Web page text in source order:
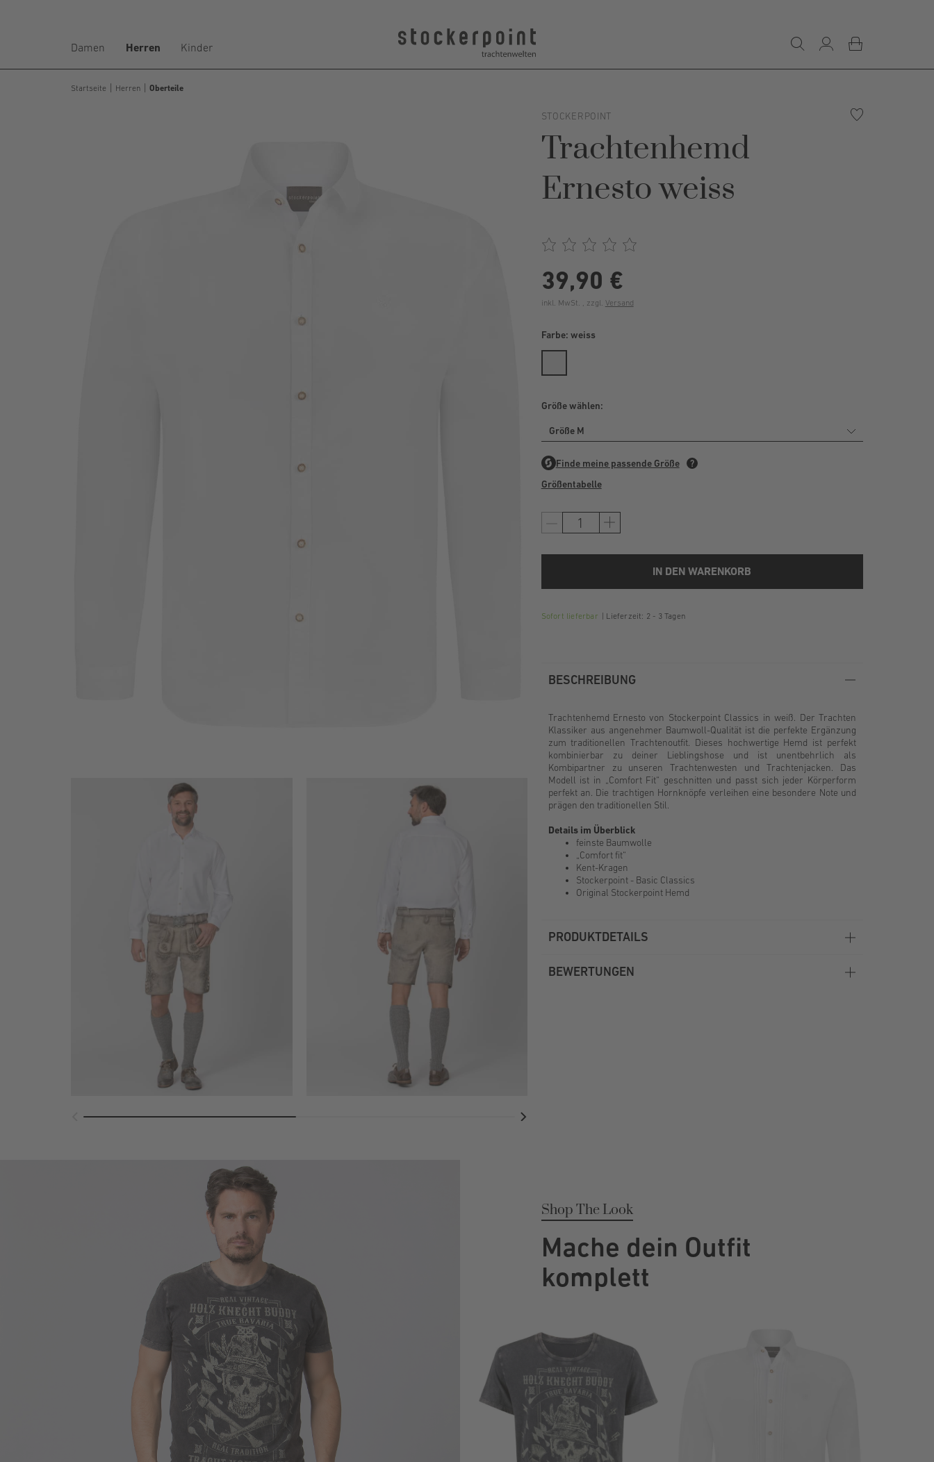
Damen Herren Kinder
Startseite Herren Oberteile
STOCKERPOINT
Trachtenhemd
Ernesto weiss
39,90 €
inkl. MwSt. , zzgl. Versand
Farbe: weiss
Größe wählen:
Größe M
Größentabelle
IN DEN WARENKORB
Sofort lieferbar Lieferzeit: 2 - 3 Tagen
BESCHREIBUNG
Trachtenhemd Ernesto von Stockerpoint Classics in weiß. Der Trachten
Klassiker aus angenehmer Baumwoll-Qualität ist die perfekte Ergänzung
zum traditionellen Trachtenoutfit. Dieses hochwertige Hemd ist perfekt
kombinierbar zu deiner Lieblingshose und ist unentbehrlich als
Kombipartner zu unseren Trachtenwesten und Trachtenjacken. Das
Modell ist in „Comfort Fit“ geschnitten und passt sich jeder Körperform
perfekt an. Die trachtigen Hornknöpfe verleihen eine besondere Note und
prägen den traditionellen Stil.
Details im Überblick
feinste Baumwolle
„Comfort fit“
Kent-Kragen
Stockerpoint - Basic Classics
Original Stockerpoint Hemd
PRODUKTDETAILS
BEWERTUNGEN
Shop The Look
Mache dein Outfit
komplett